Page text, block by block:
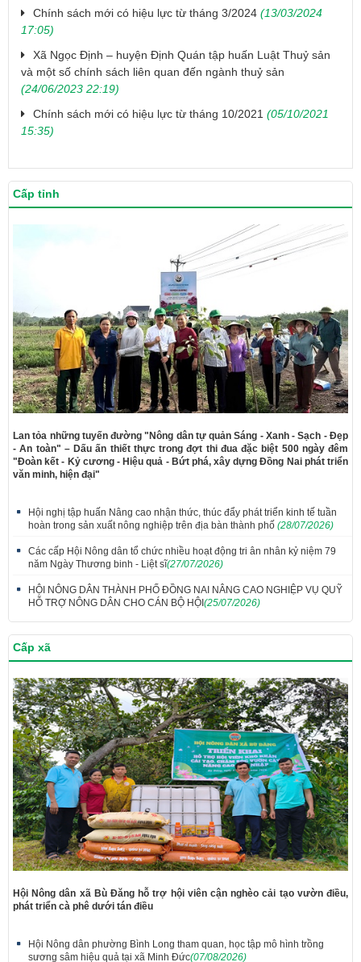
Chính sách mới có hiệu lực từ tháng 3/2024 (13/03/2024
17:05)
Xã Ngọc Định – huyện Định Quán tập huấn Luật Thuỷ sản
và một số chính sách liên quan đến ngành thuỷ sản
(24/06/2023 22:19)
Chính sách mới có hiệu lực từ tháng 10/2021 (05/10/2021
15:35)
Cấp tỉnh
Lan tỏa những tuyến đường "Nông dân tự quản Sáng - Xanh - Sạch - Đẹp
- An toàn" – Dấu ấn thiết thực trong đợt thi đua đặc biệt 500 ngày đêm
"Đoàn kết - Kỷ cương - Hiệu quả - Bứt phá, xây dựng Đồng Nai phát triển
văn minh, hiện đại"
Hội nghị tập huấn Nâng cao nhận thức, thúc đẩy phát triển kinh tế tuần
hoàn trong sản xuất nông nghiệp trên địa bàn thành phố (28/07/2026)
Các cấp Hội Nông dân tổ chức nhiều hoạt động tri ân nhân kỷ niệm 79
năm Ngày Thương binh - Liệt sĩ(27/07/2026)
HỘI NÔNG DÂN THÀNH PHỐ ĐỒNG NAI NÂNG CAO NGHIỆP VỤ QUỸ
HỖ TRỢ NÔNG DÂN CHO CÁN BỘ HỘI(25/07/2026)
Cấp xã
Hội Nông dân xã Bù Đăng hỗ trợ hội viên cận nghèo cải tạo vườn điều,
phát triển cà phê dưới tán điều
Hội Nông dân phường Bình Long tham quan, học tập mô hình trồng
sương sâm hiệu quả tại xã Minh Đức(07/08/2026)